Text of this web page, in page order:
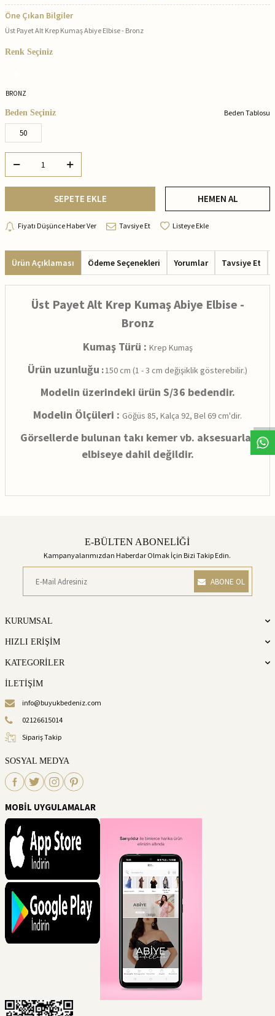
Öne Çıkan Bilgiler
Üst Payet Alt Krep Kumaş Abiye Elbise - Bronz
Renk Seçiniz
BRONZ
Beden Seçiniz Beden Tablosu
50
SEPETE EKLE HEMEN AL
Fiyatı Düşünce Haber Ver Tavsiye Et Listeye Ekle
Ürün Açıklaması Ödeme Seçenekleri Yorumlar Tavsiye Et
Üst Payet Alt Krep Kumaş Abiye Elbise -
Bronz
Kumaş Türü : Krep Kumaş
Ürün uzunluğu :150 cm (1 - 3 cm değişiklik gösterebilir.)
Modelin üzerindeki ürün S/36 bedendir.
Modelin Ölçüleri : Göğüs 85, Kalça 92, Bel 69 cm'dir.
Görsellerde bulunan takı kemer vb. aksesuarlar
elbiseye dahil değildir.
E-BÜLTEN ABONELİĞİ
Kampanyalarımızdan Haberdar Olmak İçin Bizi Takip Edin.
ABONE OL
KURUMSAL
HIZLI ERİŞİM
KATEGORİLER
İLETİŞİM
info@buyukbedeniz.com
02126615014
Sipariş Takip
SOSYAL MEDYA
MOBİL UYGULAMALAR